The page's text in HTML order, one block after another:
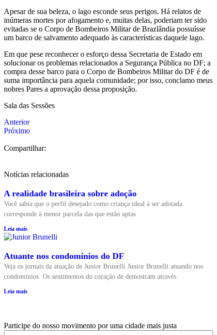
Apesar de sua beleza, o lago esconde seus perigos. Há relatos de
inúmeras mortes por afogamento e, muitas delas, poderiam ter sido
evitadas se o Corpo de Bombeiros Militar de Brazlândia possuísse
um barco de salvamento adequado às características daquele lago.
Em que pese reconhecer o esforço dessa Secretaria de Estado em
solucionar os problemas relacionados a Segurança Pública no DF; a
compra desse barco para o Corpo de Bombeiros Militar do DF é de
suma importância para aquela comunidade; por isso, conclamo meus
nobres Pares a aprovação dessa proposição.
Sala das Sessões
Anterior
Próximo
Compartilhar:
Notícias relacionadas
A realidade brasileira sobre adoção
Você sabia que o perfil desejado como criança ideal à ser adotada
corresponde à menor parcela das que estão aptas
Leia mais
Atuante nos condominios do DF
Veja os jornais da atuação de Junior Brunelli Junior Brunelli atuando nos
condomínios. Os sentimentos do coração de demostram através
Leia mais
Participe do nosso movimento por uma cidade mais justa